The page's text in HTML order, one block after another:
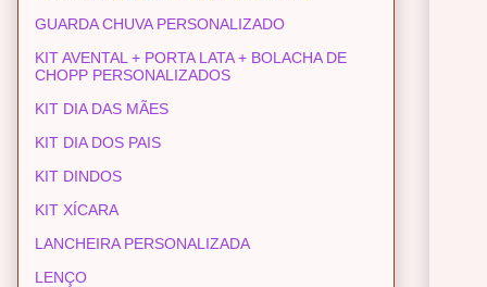
GUARDA CHUVA PERSONALIZADO
KIT AVENTAL + PORTA LATA + BOLACHA DE
CHOPP PERSONALIZADOS
KIT DIA DAS MÃES
KIT DIA DOS PAIS
KIT DINDOS
KIT XÍCARA
LANCHEIRA PERSONALIZADA
LENÇO